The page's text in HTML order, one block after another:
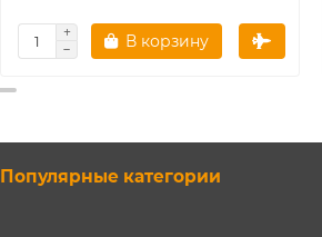
В корзину
Популярные категории